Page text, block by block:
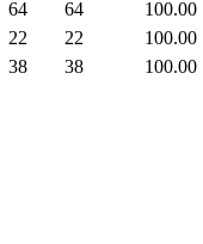
64 64
100.00
22 22
100.00
38 38 100.00